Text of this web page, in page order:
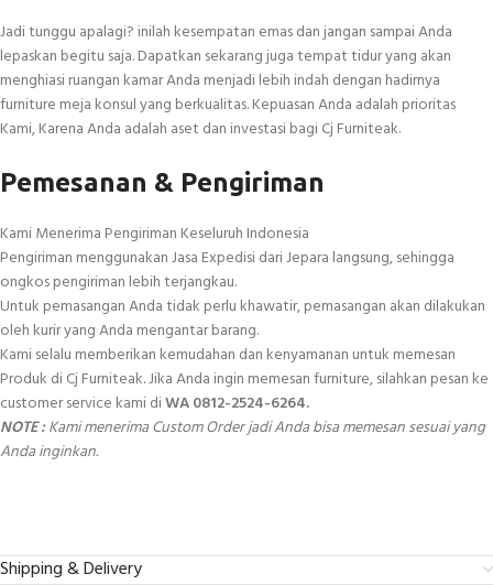
Jadi tunggu apalagi? inilah kesempatan emas dan jangan sampai Anda
lepaskan begitu saja. Dapatkan sekarang juga tempat tidur yang akan
menghiasi ruangan kamar Anda menjadi lebih indah dengan hadirnya
furniture meja konsul yang berkualitas. Kepuasan Anda adalah prioritas
Kami, Karena Anda adalah aset dan investasi bagi Cj Furniteak.
Pemesanan & Pengiriman
Kami Menerima Pengiriman Keseluruh Indonesia
Pengiriman menggunakan Jasa Expedisi dari Jepara langsung, sehingga
ongkos pengiriman lebih terjangkau.
Untuk pemasangan Anda tidak perlu khawatir, pemasangan akan dilakukan
oleh kurir yang Anda mengantar barang.
Kami selalu memberikan kemudahan dan kenyamanan untuk memesan
Produk di Cj Furniteak. Jika Anda ingin memesan furniture, silahkan pesan ke
customer service kami diWA 0812-2524-6264.
NOTE :Kami menerima Custom Order jadi Anda bisa memesan sesuai yang
Anda inginkan.
Shipping & Delivery